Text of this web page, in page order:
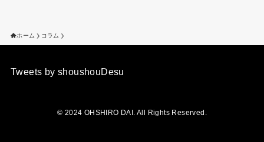
ホーム コラム
Tweets by shoushouDesu
© 2024 OHSHIRO DAI. All Rights Reserved.